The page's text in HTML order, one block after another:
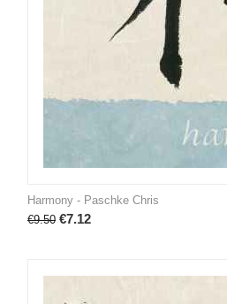
Harmony - Paschke Chris
€9.50 €7.12